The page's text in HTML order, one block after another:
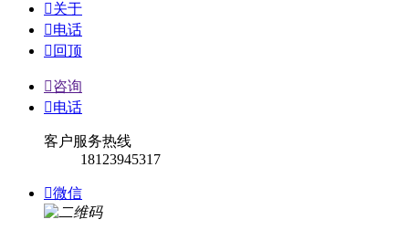
关于
电话
 回顶
咨询
电话
客户服务热线
18123945317
微信